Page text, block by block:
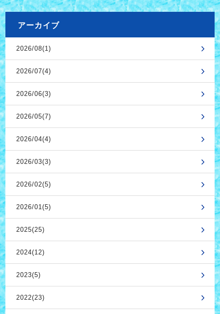
アーカイブ
2026/08(1)
2026/07(4)
2026/06(3)
2026/05(7)
2026/04(4)
2026/03(3)
2026/02(5)
2026/01(5)
2025(25)
2024(12)
2023(5)
2022(23)